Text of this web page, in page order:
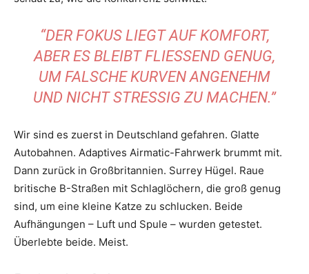
“DER FOKUS LIEGT AUF KOMFORT,
ABER ES BLEIBT FLIESSEND GENUG, U
M FALSCHE KURVEN ANGENEHM U
ND NICHT STRESSIG ZU MACHEN.”
Wir sind es zuerst in Deutschland gefahren. Glatte
Autobahnen. Adaptives Airmatic-Fahrwerk brummt mit.
Dann zurück in Großbritannien. Surrey Hügel. Raue
britische B-Straßen mit Schlaglöchern, die groß genug
sind, um eine kleine Katze zu schlucken. Beide
Aufhängungen – Luft und Spule – wurden getestet.
Überlebte beide. Meist.